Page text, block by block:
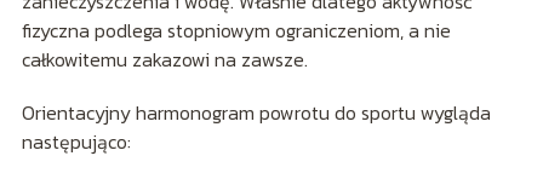
fizyczna podlega stopniowym ograniczeniom, a nie
całkowitemu zakazowi na zawsze.
Orientacyjny harmonogram powrotu do sportu wygląda
następująco: